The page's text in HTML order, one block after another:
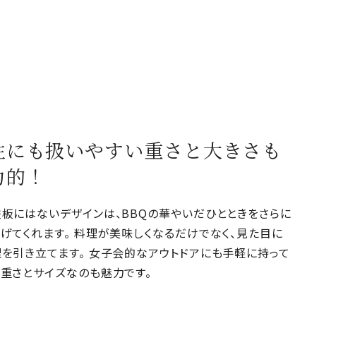
にも扱いやすい重さと大きさも
！
にはないデザインは、BBQの華やいだひとときをさらに
てくれます。 料理が美味しくなるだけでなく、見た目に
引き立てます。 女子会的なアウトドアにも手軽に持って
さとサイズなのも魅力です。